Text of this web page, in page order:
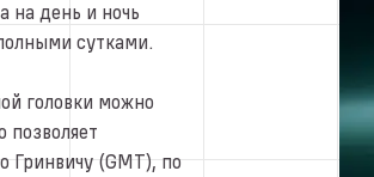
на день и ночь
сутками.
головки можно
позволяет
Гринвичу (GMT), по